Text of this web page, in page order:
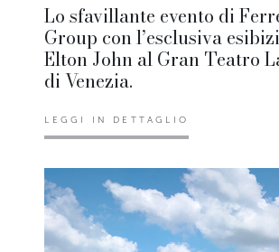
Lo sfavillante evento di
Group con l’esclusiva
Elton John al Gran Teatro
di Venezia.
LEGGI IN DETTAGLIO